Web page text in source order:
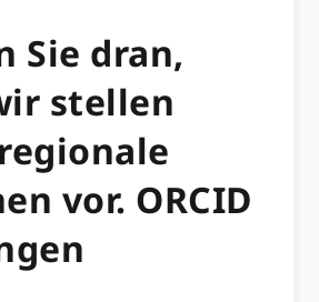
Sie dran,
stellen
vor. ORCID